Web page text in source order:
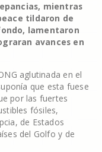
mientras
tildaron de
lamentaron
avances en
aglutinada en el
que esta fuese
por las fuertes
fósiles,
de Estados
del Golfo y de